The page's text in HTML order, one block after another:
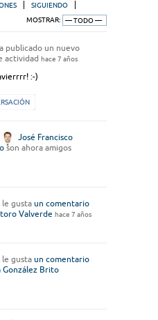
SIGUIENDO
MOSTRAR:
publicado un nuevo
actividad hace 7 años
:-)
José Francisco
son ahora amigos
le gusta un comentario
Valverde hace 7 años
le gusta un comentario
González Brito